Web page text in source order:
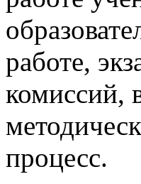
работе,
комиссий,
процесс.